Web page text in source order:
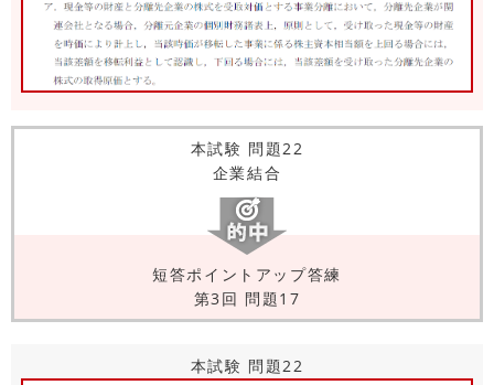
本試験 問題22
企業結合
短答ポイントアップ答練
第3回 問題17
本試験 問題22